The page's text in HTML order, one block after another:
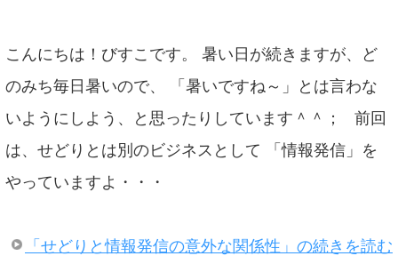
こんにちは！びすこです。 暑い日が続きますが、ど
のみち毎日暑いので、 「暑いですね～」とは言わな
いようにしよう、と思ったりしています＾＾； 前回
は、せどりとは別のビジネスとして 「情報発信」を
やっていますよ・・・
「せどりと情報発信の意外な関係性」の続きを読む